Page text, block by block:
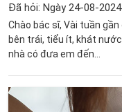
Đã hỏi: Ngày 24-08-2024
Chào bác sĩ, Vài tuần
bên trái, tiểu ít, khát
nhà có đưa em đến...